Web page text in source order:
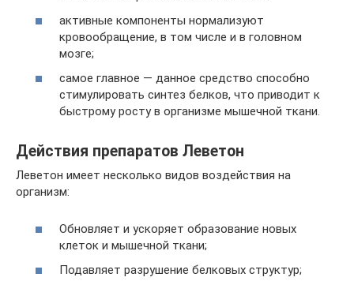
активные компоненты нормализуют
кровообращение, в том числе и в головном
мозге;
самое главное — данное средство способно
стимулировать синтез белков, что приводит к
быстрому росту в организме мышечной ткани.
Действия препаратов Леветон
Леветон имеет несколько видов воздействия на
организм:
Обновляет и ускоряет образование новых
клеток и мышечной ткани;
Подавляет разрушение белковых структур;